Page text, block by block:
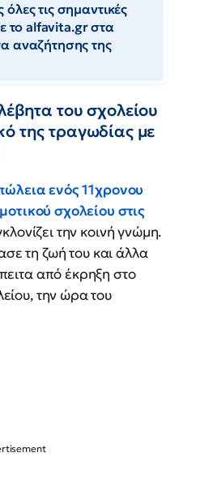
τις σημαντικές
το alfavita.gr στα
αναζήτησης της
του σχολείου
της τραγωδίας με
ενός 11χρονου
σχολείου στις
την κοινή γνώμη.
τη ζωή του και άλλα
από έκρηξη στο
την ώρα του